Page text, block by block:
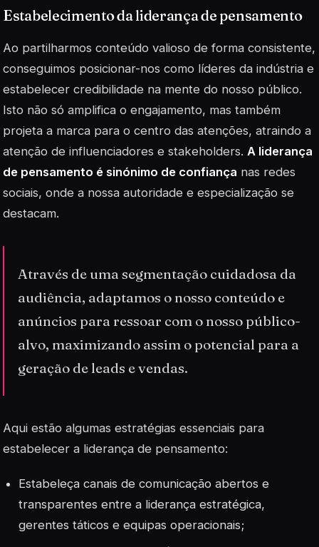
Estabelecimento da liderança de pensamento
Ao partilharmos conteúdo valioso de forma consistente,
conseguimos posicionar-nos como líderes da indústria e
estabelecer credibilidade na mente do nosso público.
Isto não só amplifica o engajamento, mas também
projeta a marca para o centro das atenções, atraindo a
atenção de influenciadores e stakeholders. A liderança
de pensamento é sinónimo de confiança nas redes
sociais, onde a nossa autoridade e especialização se
destacam.
Através de uma segmentação cuidadosa da
audiência, adaptamos o nosso conteúdo e
anúncios para ressoar com o nosso público-
alvo, maximizando assim o potencial para a
geração de leads e vendas.
Aqui estão algumas estratégias essenciais para
estabelecer a liderança de pensamento:
Estabeleça canais de comunicação abertos e
transparentes entre a liderança estratégica,
gerentes táticos e equipas operacionais;